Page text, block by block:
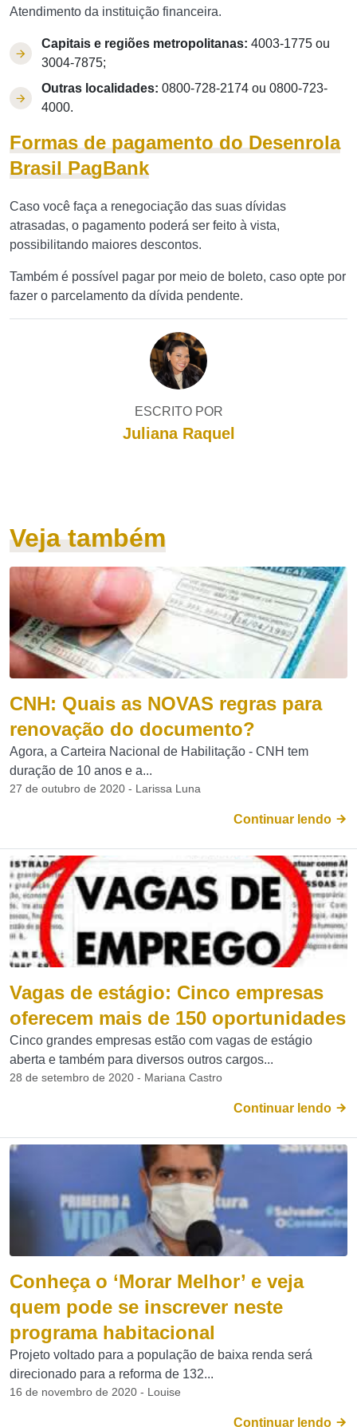
Atendimento da instituição financeira.
Capitais e regiões metropolitanas: 4003-1775 ou
3004-7875;
Outras localidades: 0800-728-2174 ou 0800-723-
4000.
Formas de pagamento do Desenrola
Brasil PagBank
Caso você faça a renegociação das suas dívidas
atrasadas, o pagamento poderá ser feito à vista,
possibilitando maiores descontos.
Também é possível pagar por meio de boleto, caso opte por
fazer o parcelamento da dívida pendente.
ESCRITO POR
Juliana Raquel
Veja também
CNH: Quais as NOVAS regras para
renovação do documento?
Agora, a Carteira Nacional de Habilitação - CNH tem
duração de 10 anos e a...
27 de outubro de 2020 - Larissa Luna
Continuar lendo
Vagas de estágio: Cinco empresas
oferecem mais de 150 oportunidades
Cinco grandes empresas estão com vagas de estágio
aberta e também para diversos outros cargos...
28 de setembro de 2020 - Mariana Castro
Continuar lendo
Conheça o ‘Morar Melhor’ e veja
quem pode se inscrever neste
programa habitacional
Projeto voltado para a população de baixa renda será
direcionado para a reforma de 132...
16 de novembro de 2020 - Louise
Continuar lendo